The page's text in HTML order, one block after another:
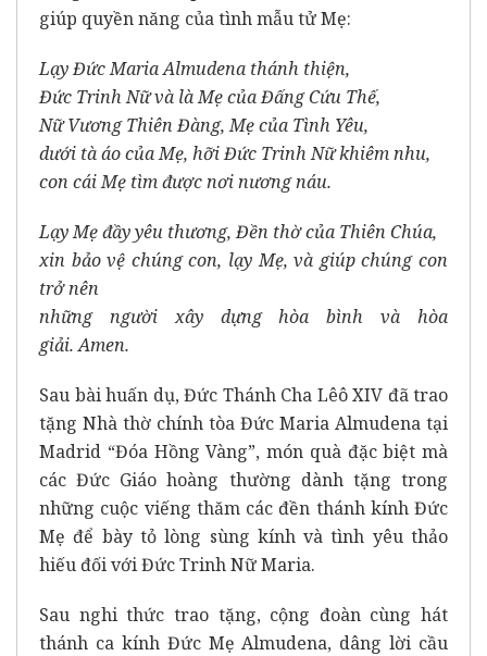
giúp quyền năng của tình mẫu tử Mẹ:
Lạy Đức Maria Almudena thánh thiện,
Đức Trinh Nữ và là Mẹ của Đấng Cứu Thế,
Nữ Vương Thiên Đàng, Mẹ của Tình Yêu,
dưới tà áo của Mẹ, hỡi Đức Trinh Nữ khiêm nhu,
con cái Mẹ tìm được nơi nương náu.
Lạy Mẹ đầy yêu thương, Đền thờ của Thiên Chúa,
xin bảo vệ chúng con, lạy Mẹ, và giúp chúng con
trở nên
những người xây dựng hòa bình và hòa
giải. Amen.
Sau bài huấn dụ, Đức Thánh Cha Lêô XIV đã trao
tặng Nhà thờ chính tòa Đức Maria Almudena tại
Madrid “Đóa Hồng Vàng”, món quà đặc biệt mà
các Đức Giáo hoàng thường dành tặng trong
những cuộc viếng thăm các đền thánh kính Đức
Mẹ để bày tỏ lòng sùng kính và tình yêu thảo
hiếu đối với Đức Trinh Nữ Maria.
Sau nghi thức trao tặng, cộng đoàn cùng hát
thánh ca kính Đức Mẹ Almudena, dâng lời cầu